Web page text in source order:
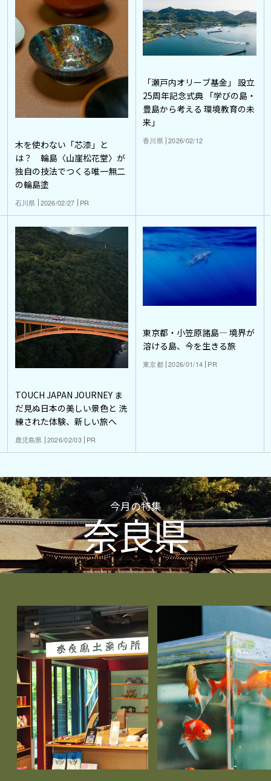
木を使わない「芯漆」と
は？ 輪島〈山崖松花堂〉が
独自の技法でつくる唯一無二
の輪島塗
石川県 2026/02/27 PR
「瀬戸内オリーブ基金」 設立
25周年記念式典 「学びの島・
豊島から考える 環境教育の未
来」
香川県 2026/02/12
TOUCH JAPAN JOURNEY ま
だ見ぬ日本の美しい景色と 洗
練された体験、新しい旅へ
鹿児島県 2026/02/03 PR
東京都・小笠原諸島― 境界が
溶ける島、今を生きる旅
東京都 2026/01/14 PR
今月の特集
奈良県